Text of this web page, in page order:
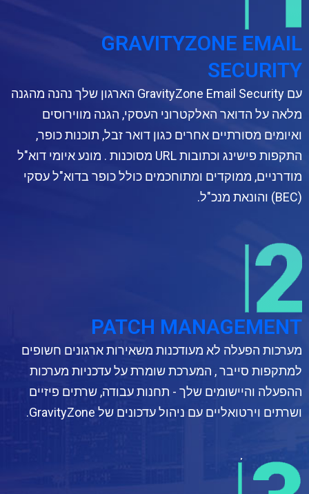
GRAVITYZONE EMAIL
SECURITY
עם GravityZone Email Security הארגון שלך נהנה מהגנה
מלאה על הדואר האלקטרוני העסקי, הגנה מווירוסים
ואיומים מסורתיים אחרים כגון דואר זבל, תוכנות כופר,
התקפות פישינג וכתובות URL מסוכנות . מונע איומי דוא"ל
מודרניים, ממוקדים ומתוחכמים כולל כופר בדוא"ל עסקי
PATCH MANAGEMENT
מערכות הפעלה לא מעודכנות משאירות ארגונים חשופים
למתקפות סייבר , המערכת שומרת על עדכניות מערכות
ההפעלה והיישומים שלך - תחנות עבודה, שרתים פיזיים
ושרתים וירטואליים עם ניהול עדכונים של GravityZone.